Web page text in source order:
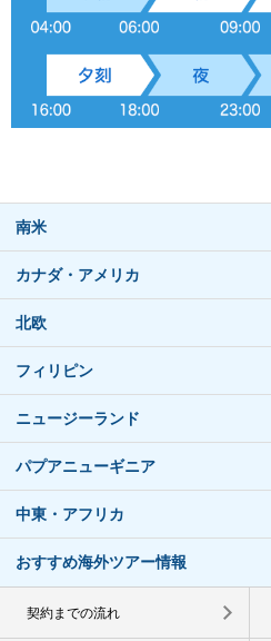
南米
カナダ・アメリカ
北欧
フィリピン
ニュージーランド
パプアニューギニア
中東・アフリカ
おすすめ海外ツアー情報
契約までの流れ